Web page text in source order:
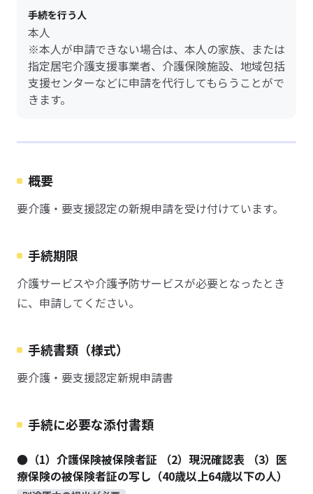
手続を行う人
本人
※本人が申請できない場合は、本人の家族、または
指定居宅介護支援事業者、介護保険施設、地域包括
支援センターなどに申請を代行してもらうことがで
きます。
概要
要介護・要支援認定の新規申請を受け付けています。
手続期限
介護サービスや介護予防サービスが必要となったとき
に、申請してください。
手続書類（様式）
要介護・要支援認定新規申請書
手続に必要な添付書類
●（1）介護保険被保険者証 （2）現況確認表 （3）医
療保険の被保険者証の写し（40歳以上64歳以下の人）